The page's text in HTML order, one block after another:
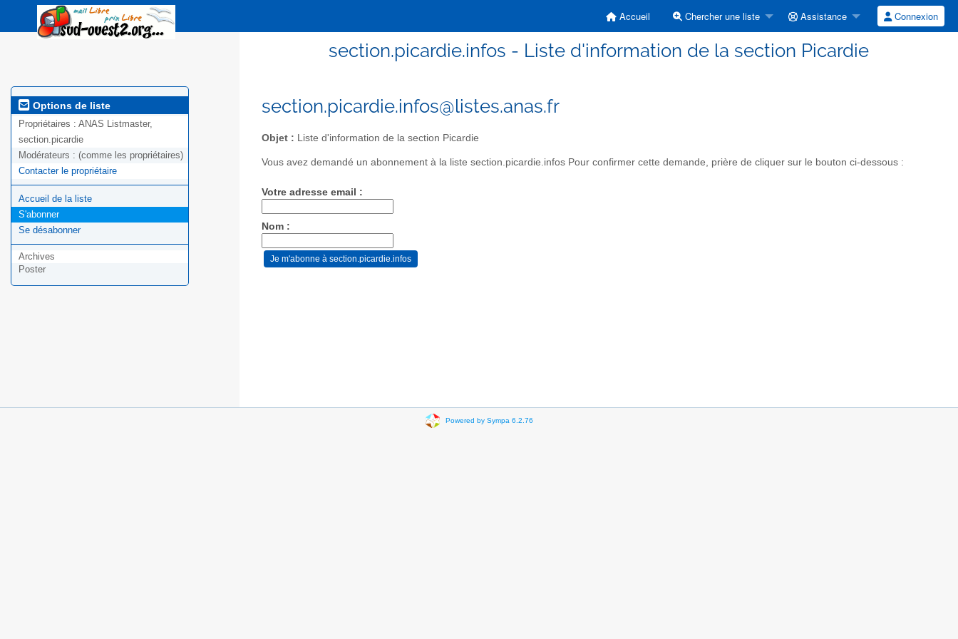
Accueil Chercher une liste Assistance Connexion
section.picardie.infos - Liste d'information de la section Picardie
Options de liste
Propriétaires : ANAS Listmaster,
section.picardie
Modérateurs : (comme les propriétaires)
Contacter le propriétaire
Accueil de la liste
S'abonner
Se désabonner
Archives
Poster
section.picardie.infos@listes.anas.fr
Objet : Liste d'information de la section Picardie
Vous avez demandé un abonnement à la liste section.picardie.infos Pour confirmer cette demande, prière de cliquer sur le bouton ci-dessous :
Votre adresse email :
Nom :
Powered by Sympa 6.2.76